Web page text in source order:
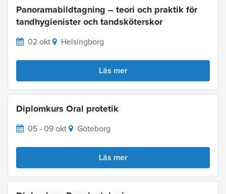
Panoramabildtagning – teori och praktik för
tandhygienister och tandsköterskor
02 okt Helsingborg
Läs mer
Diplomkurs Oral protetik
05 - 09 okt Göteborg
Läs mer